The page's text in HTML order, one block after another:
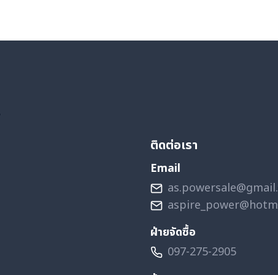
ติดต่อเรา
Email
ฝ่ายจัดซื้อ
097-275-2905